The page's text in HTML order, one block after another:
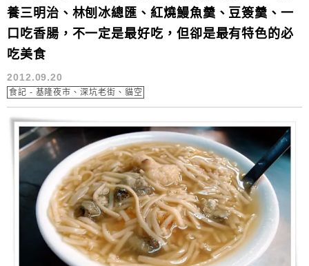
養三明治、林刨冰總匯、紅燒鰻魚羹、豆簽羹、一
口吃香腸，不一定是最好吃，但卻是最有特色的必
吃美食
2012.09.20
食記 - 基隆夜市、深坑老街、貓空